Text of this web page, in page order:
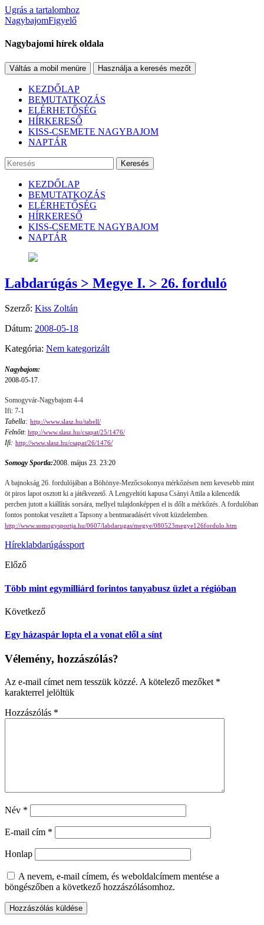
Ugrás a tartalomhoz
NagybajomFigyelő
Nagybajomi hírek oldala
Váltás a mobil menüre Használja a keresés mezőt
KEZDŐLAP
BEMUTATKOZÁS
ELÉRHETŐSÉG
HÍRKERESŐ
KISS-CSEMETE NAGYBAJOM
NAPTÁR
Keresés
KEZDŐLAP
BEMUTATKOZÁS
ELÉRHETŐSÉG
HÍRKERESŐ
KISS-CSEMETE NAGYBAJOM
NAPTÁR
Labdarúgás > Megye I. > 26. forduló
Szerző: Kiss Zoltán
Dátum: 2008-05-18
Kategória: Nem kategorizált
Nagybajom:
2008-05-17.
Somogyvár-Nagybajom 4-4
Ifi: 7-1
Tabella: http://www.slasz.hu/tabell/
Felnőtt: http://www.slasz.hu/csapat/25/1476/
Ifi: http://www.slasz.hu/csapat/26/1476/
Somogy Sportla:2008. május 23. 23:20
A bajnokság 26. fordulójában a Böhönye-Mezőcsokonya mérkőzésen nem kevesebb mint
öt piros lapot osztott ki a játékvezető. A Lengyeltóti kapusa Csányi Attila a kilencedik
percben jutott a kiállítás sorsára, mellyel tulajdonképpen el is dőlt a mérkőzés. A fordulóban
fontos pontokat veszített a Tapsony a bentmaradásért vívott küzdelemben.
http://www.somogysportja.hu/0607/labdarugas/megye/080523megye126fordulo.htm
Híreklabdarúgássport
Előző
Több mint egymilliárd forintos tanyabusz üzlet a régióban
Következő
Egy házaspár lopta el a vonat elől a sínt
Vélemény, hozzászólás?
Az e-mail címet nem tesszük közzé. A kötelező mezőket *
karakterrel jelöltük
Hozzászólás *
Név *
E-mail cím *
Honlap
A nevem, e-mail címem, és weboldalcímem mentése a
böngészőben a következő hozzászólásomhoz.